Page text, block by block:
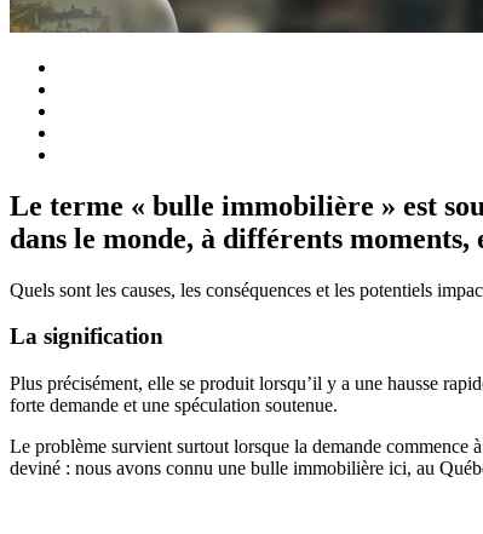
Le terme « bulle immobilière » est
dans le monde, à différents
Quels sont les causes, les conséquences et les potentiels
La signification
Plus précisément, elle se produit lorsqu’il y a une hausse
forte demande et une spéculation soutenue.
Le problème survient surtout lorsque la demande commence
deviné : nous avons connu une bulle immobilière ici, au